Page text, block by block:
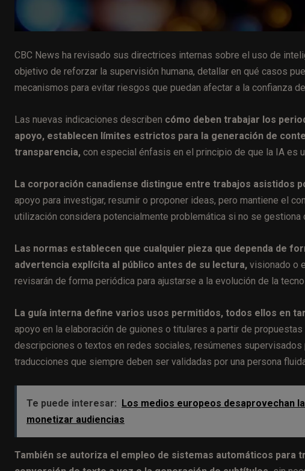
CBC News ha revisado sus directrices internas sobre el uso de
objetivo de reforzar la supervisión humana, detallar en qué casos
mecanismos para evitar riesgos que puedan afectar a la confianza
Las nuevas indicaciones describen cómo deben trabajar los
apoyo, establecen límites estrictos para la generación de
transparencia, con especial énfasis en el principio de que la IA es
La corporación canadiense distingue entre trabajos asistidos
apoyo para investigar, resumir o proponer ideas, pero mantiene el
utilización considera potencialmente problemática si no se gestiona
Las normas establecen que cualquier pieza que dependa de
advertencia explícita al público antes de su lectura, visionado o
revisarán de forma periódica para ajustarse a la evolución de la
La guía interna define varios usos permitidos, todos ellos en
apoyo en la elaboración de guiones o titulares a partir de
descripciones o textos en redes sociales, resúmenes
traducciones que siempre deben ser validadas por una persona
Te puede interesar: Los medios europeos desaprovechan
monetizar audiencias
También se autoriza el empleo de sistemas automáticos para